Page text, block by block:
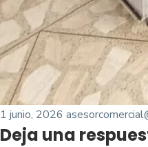
Posted
on
1 junio, 2026
Deja una